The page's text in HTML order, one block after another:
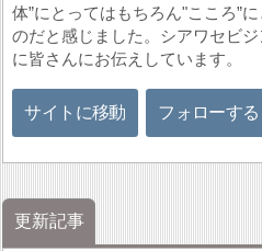
体”にとってはもちろん"こころ”
のだと感じました。シアワセビ
に皆さんにお伝えしています。
サイトに移動 フォローする
更新記事